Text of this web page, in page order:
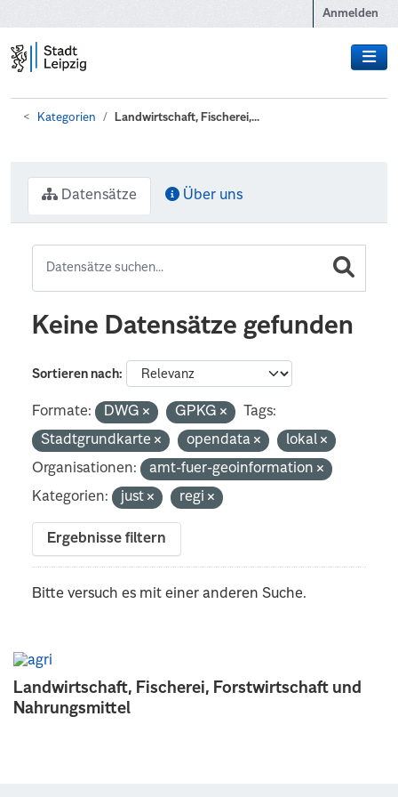
Anmelden
Kategorien Landwirtschaft, Fischerei,...
Landwirtschaft, Fischerei, Forstwirtschaft und
Nahrungsmittel
Datensätze Über uns
Keine Datensätze gefunden
Sortieren nach
Formate: DWG GPKG
Tags:
Stadtgrundkarte
opendata
lokal
Organisationen:
amt-fuer-geoinformation
Kategorien:
just regi
Ergebnisse filtern
Bitte versuch es mit einer anderen Suche.